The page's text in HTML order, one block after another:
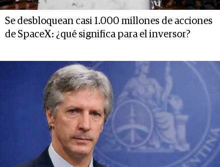
Se desbloquean casi 1.000 millones de acciones
de SpaceX: ¿qué significa para el inversor?